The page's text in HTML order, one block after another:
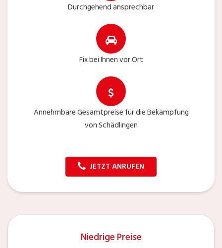
Durchgehend ansprechbar
Fix bei Ihnen vor Ort
Annehmbare Gesamtpreise für die Bekämpfung
von Schädlingen
JETZT ANRUFEN
Niedrige Preise